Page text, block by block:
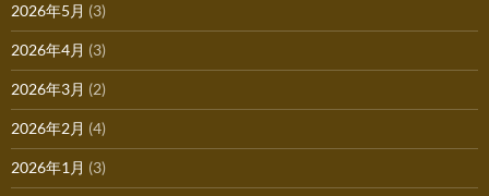
2026年5月 (3)
2026年4月 (3)
2026年3月 (2)
2026年2月 (4)
2026年1月 (3)